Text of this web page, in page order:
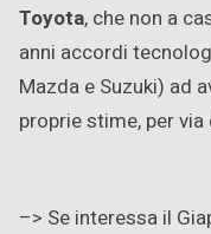
Toyota, che non a
anni accordi
Mazda e Suzuki) ad
proprie stime, per via
–> Se interessa il